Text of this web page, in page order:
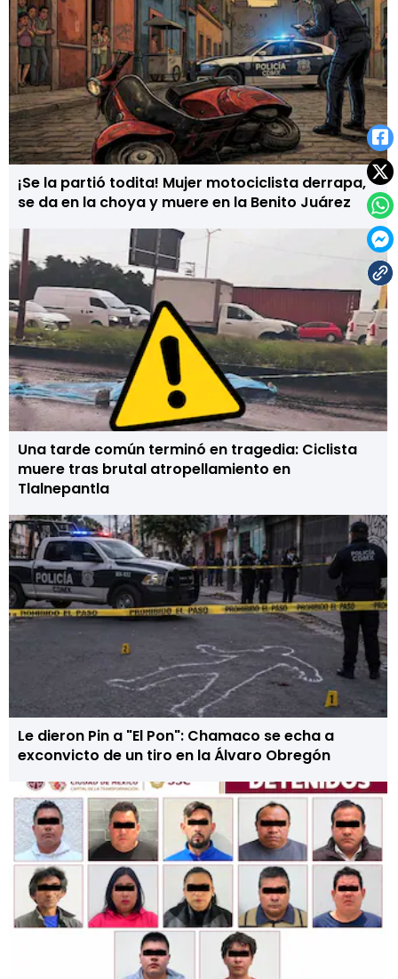
¡Se la partió todita! Mujer motociclista derrapa,
se da en la choya y muere en la Benito Juárez
Una tarde común terminó en tragedia: Ciclista
muere tras brutal atropellamiento en
Tlalnepantla
Le dieron Pin a "El Pon": Chamaco se echa a
exconvicto de un tiro en la Álvaro Obregón